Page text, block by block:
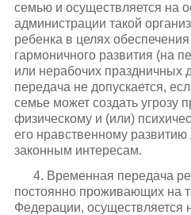
семью и осуществляется на
администрации такой
ребенка в целях
гармоничного развития (на
или нерабочих праздничных
передача не допускается,
семье может создать угрозу
физическому и (или)
его нравственному развитию
законным интересам.
4. Временная передача
постоянно проживающих на
Федерации, осуществляется